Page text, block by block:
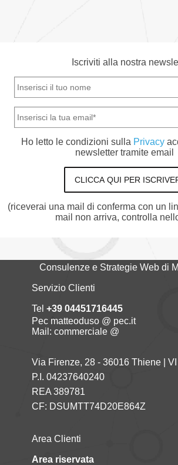
Iscriviti alla nostra
Ho letto le condizioni sulla Privacy
newsletter tramite email
CLICCA QUI PER
(riceverai una mail di conferma con un
mail non arriva, controlla
Consulenze e Strategie Web di
Servizio Clienti
Tel +39 04451716445
Pec matteoduso @ pec.it
Mail: commerciale @
Via Firenze, 28 - 36016 Thiene | VI
P.I. 04237640240
REA 389781
CF: DSUMTT74D20E864Z
Area Clienti
Area riservata